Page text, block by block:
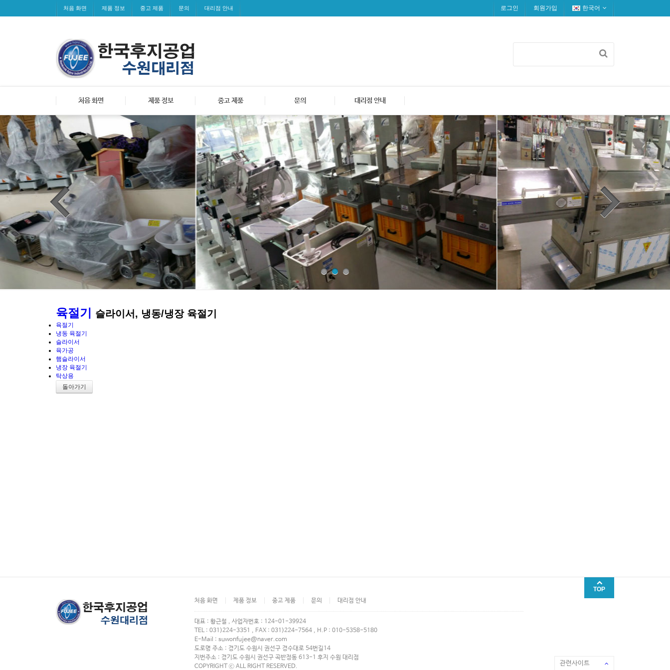
처음 화면 제품 정보 중고 제품 문의 대리점 안내 로그인 회원가입 한국어
처음 화면 제품 정보 중고 제품 문의 대리점 안내
육절기 슬라이서, 냉동/냉장 육절기
육절기
냉동 육절기
슬라이서
육가공
햄슬라이서
냉장 육절기
탁상용
돌아가기
처음 화면 제품 정보 중고 제품 문의 대리점 안내
대표 : 황근철 , 사업자번호 : 124-01-39924
TEL : 031)224-3351 , FAX : 031)224-7564 , H.P : 010-5358-5180
E-Mail : suwonfujee@naver.com
도로명 주소 : 경기도 수원시 권선구 경수대로 54번길14
지번주소 : 경기도 수원시 권선구 곡반정동 613-1 후지 수원 대리점
COPYRIGHT ⓒ ALL RIGHT RESERVED.
관련사이트
TOP